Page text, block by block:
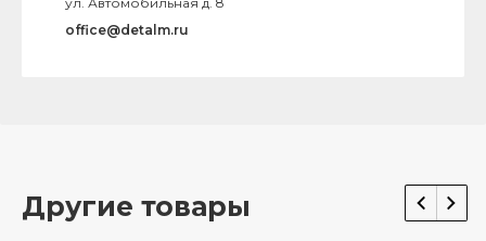
office@detalm.ru
Другие товары